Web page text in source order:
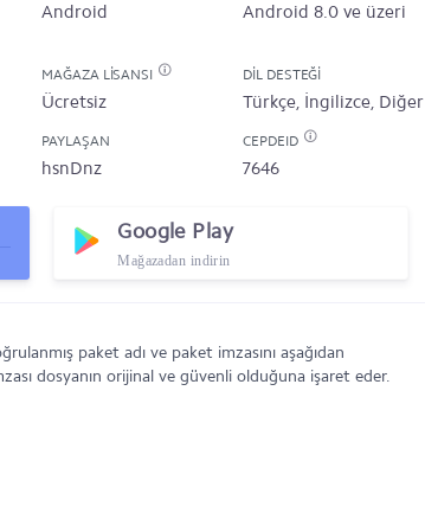
Android Android 8.0 ve üzeri
MAĞAZA LISANSI
Ücretsiz
DIL DESTEĞI
Türkçe, İngilizce, Diğer
PAYLAŞAN
hsnDnz
CEPDEID
7646
Google Play
Mağazadan indirin
paket adı ve paket imzasını aşağıdan
dosyanın orijinal ve güvenli olduğuna işaret eder.